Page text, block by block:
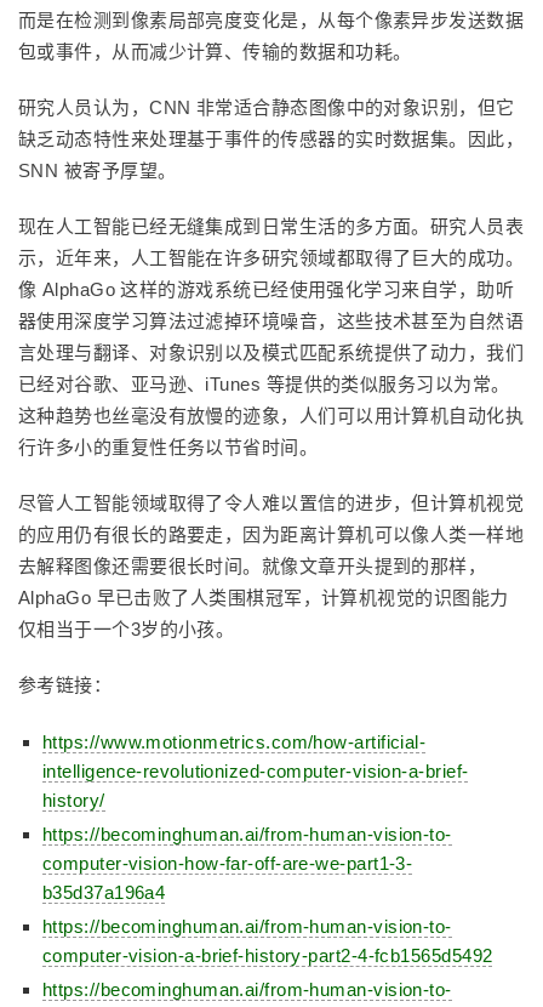
而是在检测到像素局部亮度变化是，从每个像素异步发送数据
包或事件，从而减少计算、传输的数据和功耗。
研究人员认为，CNN 非常适合静态图像中的对象识别，但它
缺乏动态特性来处理基于事件的传感器的实时数据集。因此，
SNN 被寄予厚望。
现在人工智能已经无缝集成到日常生活的多方面。研究人员表
示，近年来，人工智能在许多研究领域都取得了巨大的成功。
像 AlphaGo 这样的游戏系统已经使用强化学习来自学，助听
器使用深度学习算法过滤掉环境噪音，这些技术甚至为自然语
言处理与翻译、对象识别以及模式匹配系统提供了动力，我们
已经对谷歌、亚马逊、iTunes 等提供的类似服务习以为常。
这种趋势也丝毫没有放慢的迹象，人们可以用计算机自动化执
行许多小的重复性任务以节省时间。
尽管人工智能领域取得了令人难以置信的进步，但计算机视觉
的应用仍有很长的路要走，因为距离计算机可以像人类一样地
去解释图像还需要很长时间。就像文章开头提到的那样，
AlphaGo 早已击败了人类围棋冠军，计算机视觉的识图能力
仅相当于一个3岁的小孩。
参考链接：
https://www.motionmetrics.com/how-artificial-
intelligence-revolutionized-computer-vision-a-brief-
history/
https://becominghuman.ai/from-human-vision-to-
computer-vision-how-far-off-are-we-part1-3-
b35d37a196a4
https://becominghuman.ai/from-human-vision-to-
computer-vision-a-brief-history-part2-4-fcb1565d5492
https://becominghuman.ai/from-human-vision-to-